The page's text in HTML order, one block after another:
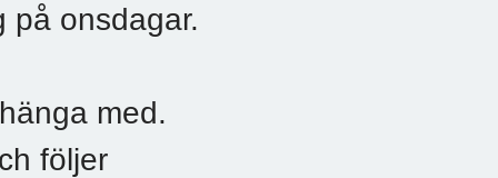
på onsdagar.
med.
följer